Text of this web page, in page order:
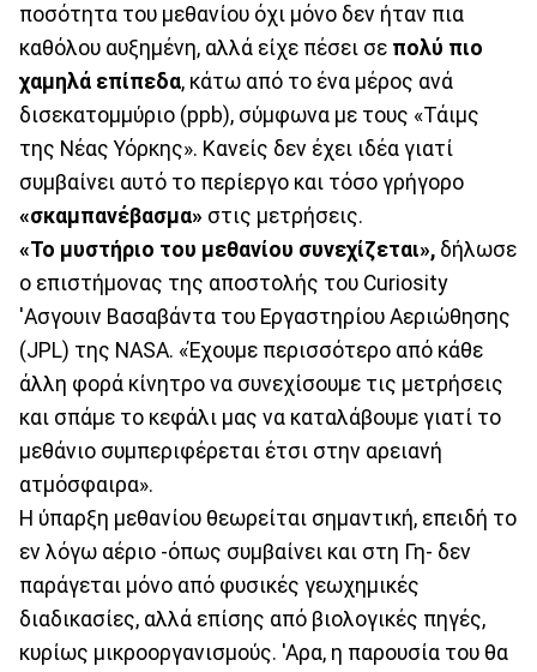
ποσότητα του μεθανίου όχι μόνο δεν ήταν πια
καθόλου αυξημένη, αλλά είχε πέσει σε πολύ πιο
χαμηλά επίπεδα, κάτω από το ένα μέρος ανά
δισεκατομμύριο (ppb), σύμφωνα με τους «Τάιμς
της Νέας Υόρκης». Κανείς δεν έχει ιδέα γιατί
συμβαίνει αυτό το περίεργο και τόσο γρήγορο
«σκαμπανέβασμα» στις μετρήσεις.
«Το μυστήριο του μεθανίου συνεχίζεται», δήλωσε
ο επιστήμονας της αποστολής του Curiosity
'Ασγουιν Βασαβάντα του Εργαστηρίου Αεριώθησης
(JPL) της NASA. «Έχουμε περισσότερο από κάθε
άλλη φορά κίνητρο να συνεχίσουμε τις μετρήσεις
και σπάμε το κεφάλι μας να καταλάβουμε γιατί το
μεθάνιο συμπεριφέρεται έτσι στην αρειανή
ατμόσφαιρα».
Η ύπαρξη μεθανίου θεωρείται σημαντική, επειδή το
εν λόγω αέριο -όπως συμβαίνει και στη Γη- δεν
παράγεται μόνο από φυσικές γεωχημικές
διαδικασίες, αλλά επίσης από βιολογικές πηγές,
κυρίως μικροοργανισμούς. 'Αρα, η παρουσία του θα